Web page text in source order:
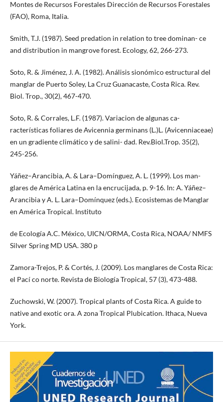
Montes de Recursos Forestales Dirección de Recursos Forestales
(FAO), Roma, Italia.
Smith, T.J. (1987). Seed predation in relation to tree dominan- ce
and distribution in mangrove forest. Ecology, 62, 266-273.
Soto, R. & Jiménez, J. A. (1982). Análisis sionómico estructural del
manglar de Puerto Soley, La Cruz Guanacaste, Costa Rica. Rev.
Biol. Trop., 30(2), 467-470.
Soto, R. & Corrales, L.F. (1987). Variacion de algunas ca-
racterísticas foliares de Avicennia germinans (L.)L. (Avicenniaceae)
en un gradiente climático y de salini- dad. Rev.Biol.Trop. 35(2),
245-256.
Yáñez–Arancibia, A. & Lara–Domínguez, A. L. (1999). Los man-
glares de América Latina en la encrucijada, p. 9-16. In: A. Yáñez–
Arancibia y A. L. Lara–Domínquez (eds.). Ecosistemas de Manglar
en América Tropical. Instituto
de Ecología A.C. México, UICN/ORMA, Costa Rica, NOAA/ NMFS
Silver Spring MD USA. 380 p
Zamora-Trejos, P. & Cortés, J. (2009). Los manglares de Costa Rica:
el Pací co norte. Revista de Biología Tropical, 57 (3), 473-488.
Zuchowski, W. (2007). Tropical plants of Costa Rica. A guide to
native and exotic ora. A zona Tropical Plubication. Ithaca, Nueva
York.